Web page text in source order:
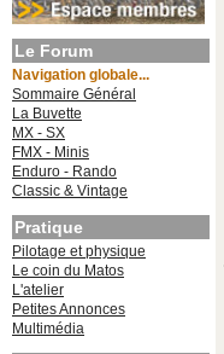
Le Forum
Navigation globale...
Sommaire Général
La Buvette
MX - SX
FMX - Minis
Enduro - Rando
Classic & Vintage
Pratique
Pilotage et physique
Le coin du Matos
L'atelier
Petites Annonces
Multimédia